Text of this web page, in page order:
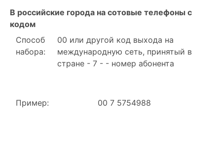
В российские города на сотовые телефоны с
кодом
Способ
набора:
00 или другой код выхода на
международную сеть, принятый в
стране - 7 - - номер абонента
Пример: 00 7 5754988